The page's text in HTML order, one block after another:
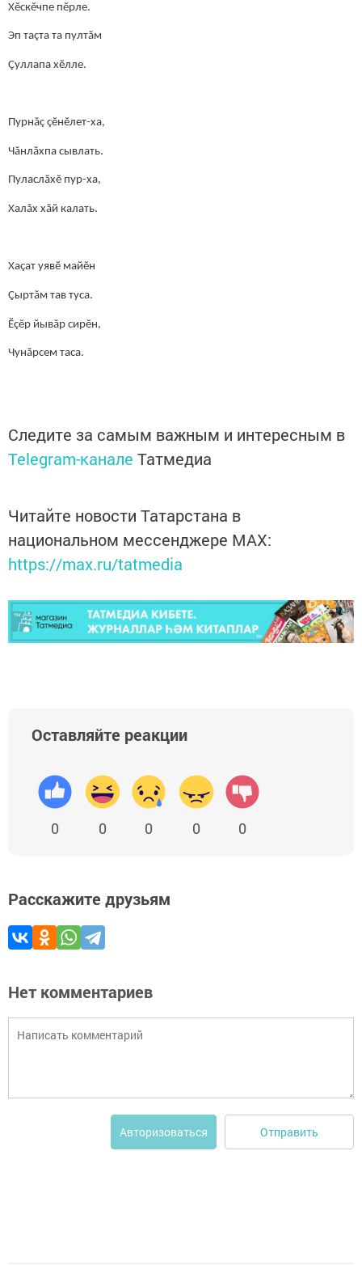
Хĕскĕчпе пĕрле.
Эп таçта та пултăм
Çуллапа хĕлле.
Пурнăç çĕнĕлет-ха,
Чăнлăхпа сывлать.
Пуласлăхĕ пур-ха,
Халăх хăй калать.
Хаçат уявӗ майĕн
Çыртăм тав туса.
Ĕçĕр йывăр сирĕн,
Чунăрсем таса.
Следите за самым важным и интересным в
Telegram-канале Татмедиа
Читайте новости Татарстана в
национальном мессенджере MАХ:
https://max.ru/tatmedia
Оставляйте реакции
0 0 0 0 0
Расскажите друзьям
Нет комментариев
Авторизоваться Отправить